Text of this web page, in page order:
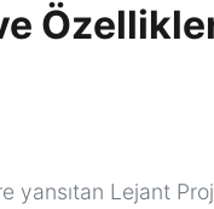
Lejant